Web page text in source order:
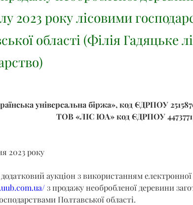
2023 року лісовими
області (Філія Гадяцьке
універсальна біржа», код ЄДРПОУ
ТОВ «ЛІС ЮА» код ЄДРПОУ
2023 року
аукціон з використанням
з продажу необробленої деревини
Полтавської області.